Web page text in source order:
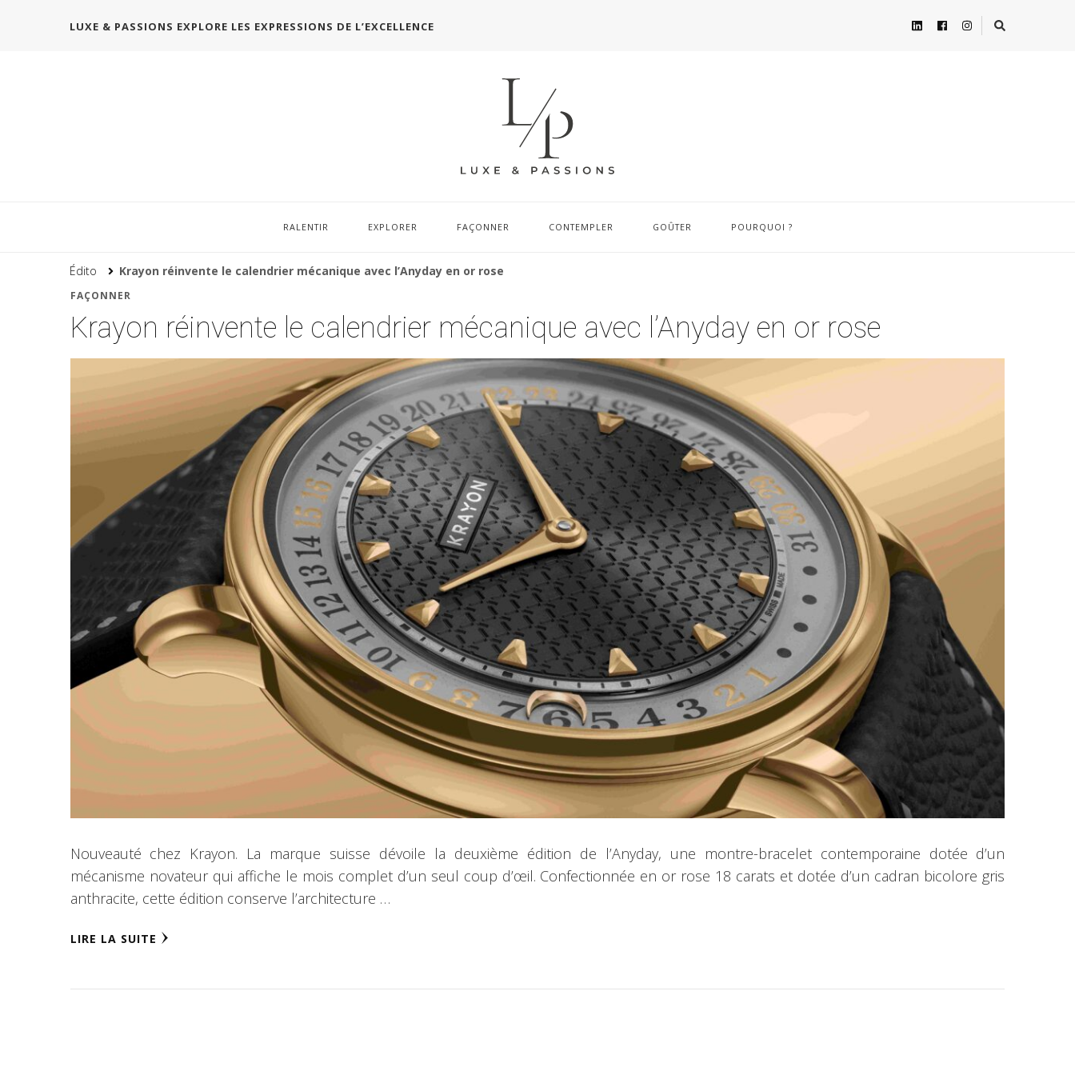
LUXE & PASSIONS EXPLORE LES EXPRESSIONS DE L’EXCELLENCE
RALENTIR EXPLORER FAÇONNER CONTEMPLER GOÛTER POURQUOI ?
Édito Krayon réinvente le calendrier mécanique avec l’Anyday en or rose
FAÇONNER
Krayon réinvente le calendrier mécanique avec l’Anyday en or rose
Nouveauté chez Krayon. La marque suisse dévoile la deuxième édition de l’Anyday, une montre-bracelet contemporaine dotée d’un
mécanisme novateur qui affiche le mois complet d’un seul coup d’œil. Confectionnée en or rose 18 carats et dotée d’un cadran bicolore gris
anthracite, cette édition conserve l’architecture …
LIRE LA SUITE